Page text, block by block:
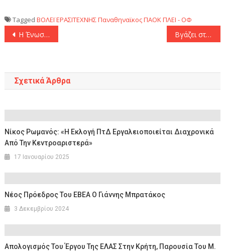
Tagged ΒΟΛΕΪΕΡΑΣΙΤΕΧΝΗΣΠαναθηναϊκοςΠΑΟΚΠΛΕΙ - ΟΦ
Πλοήγηση
Η Ένωση Ξένων Ανταποκριτών Ιταλίας μετακομίζει στην πρώην κατοικία του Σίλβιο Μπερλουσκόνι Βγάζει στο «σφυρί» τον Κίμιχ η Μπάγερν
Σχετικά Άρθρα
Νίκος Ρωμανός: «Η Εκλογή ΠτΔ Εργαλειοποιείται Διαχρονικά
Από Την Κεντροαριστερά»
17 Ιανουαρίου 2025
Νέος Πρόεδρος Του ΕΒΕΑ Ο Γιάννης Μπρατάκος
3 Δεκεμβρίου 2024
Απολογισμός Του Έργου Της ΕΛΑΣ Στην Κρήτη, Παρουσία Του Μ.